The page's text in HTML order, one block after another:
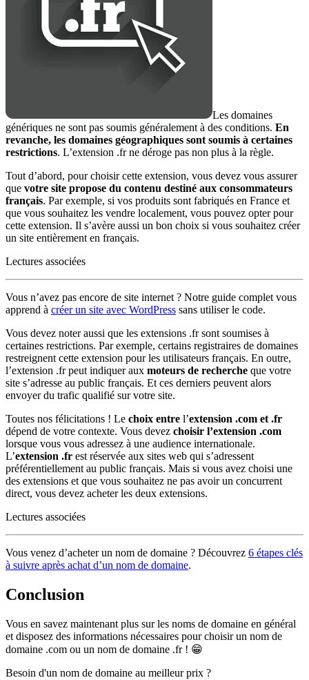
Les domaines
génériques ne sont pas soumis généralement à des conditions. En
revanche, les domaines géographiques sont soumis à certaines
restrictions. L’extension .fr ne déroge pas non plus à la règle.
Tout d’abord, pour choisir cette extension, vous devez vous assurer
que votre site propose du contenu destiné aux consommateurs
français. Par exemple, si vos produits sont fabriqués en France et
que vous souhaitez les vendre localement, vous pouvez opter pour
cette extension. Il s’avère aussi un bon choix si vous souhaitez créer
un site entièrement en français.
Lectures associées
Vous n’avez pas encore de site internet ? Notre guide complet vous
apprend à créer un site avec WordPress sans utiliser le code.
Vous devez noter aussi que les extensions .fr sont soumises à
certaines restrictions. Par exemple, certains registraires de domaines
restreignent cette extension pour les utilisateurs français. En outre,
l’extension .fr peut indiquer aux moteurs de recherche que votre
site s’adresse au public français. Et ces derniers peuvent alors
envoyer du trafic qualifié sur votre site.
Toutes nos félicitations ! Le choix entre l’extension .com et .fr
dépend de votre contexte. Vous devez choisir l’extension .com
lorsque vous vous adressez à une audience internationale.
L’extension .fr est réservée aux sites web qui s’adressent
préférentiellement au public français. Mais si vous avez choisi une
des extensions et que vous souhaitez ne pas avoir un concurrent
direct, vous devez acheter les deux extensions.
Lectures associées
Vous venez d’acheter un nom de domaine ? Découvrez 6 étapes clés
à suivre après achat d’un nom de domaine.
Conclusion
Vous en savez maintenant plus sur les noms de domaine en général
et disposez des informations nécessaires pour choisir un nom de
domaine .com ou un nom de domaine .fr ! 😁
Besoin d'un nom de domaine au meilleur prix ?